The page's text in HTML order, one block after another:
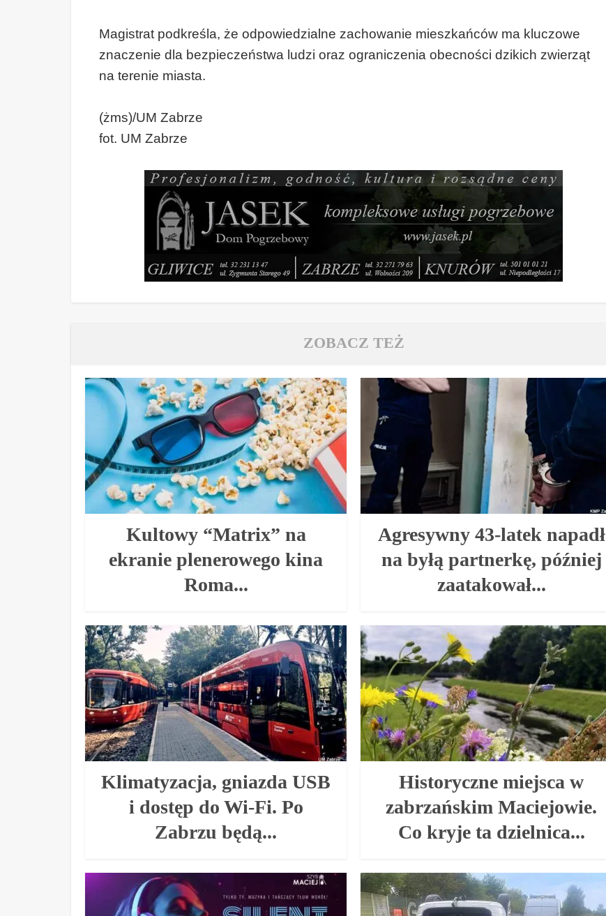
Magistrat podkreśla, że odpowiedzialne zachowanie mieszkańców ma kluczowe
znaczenie dla bezpieczeństwa ludzi oraz ograniczenia obecności dzikich zwierząt
na terenie miasta.
(żms)/UM Zabrze
fot. UM Zabrze
ZOBACZ TEŻ
Kultowy “Matrix” na
ekranie plenerowego kina
Roma...
Agresywny 43-latek napadł
na byłą partnerkę, później
zaatakował...
Klimatyzacja, gniazda USB
i dostęp do Wi-Fi. Po
Zabrzu będą...
Historyczne miejsca w
zabrzańskim Maciejowie.
Co kryje ta dzielnica...